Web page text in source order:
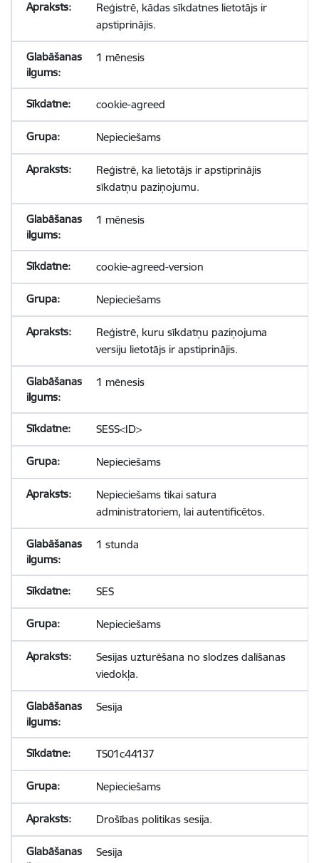
Reģistrē, kādas sīkdatnes lietotājs ir
apstiprinājis.
1 mēnesis
cookie-agreed
Nepieciešams
Reģistrē, ka lietotājs ir apstiprinājis
sīkdatņu paziņojumu.
1 mēnesis
cookie-agreed-version
Nepieciešams
Reģistrē, kuru sīkdatņu paziņojuma
versiju lietotājs ir apstiprinājis.
1 mēnesis
SESS<ID>
Nepieciešams
Nepieciešams tikai satura
administratoriem, lai autentificētos.
1 stunda
SES
Nepieciešams
Sesijas uzturēšana no slodzes dalīšanas
viedokļa.
Sesija
TS01c44137
Nepieciešams
Drošības politikas sesija.
Sesija